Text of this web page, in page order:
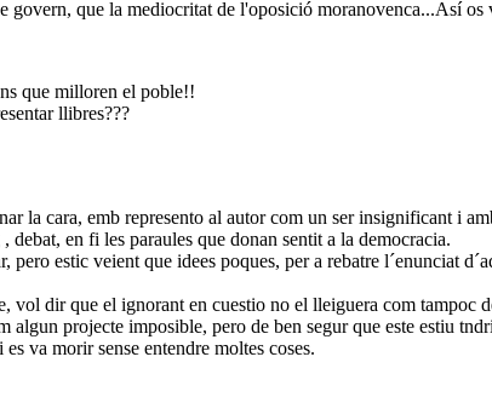
que la mediocritat de l'oposició moranovenca...Así os
que milloren el poble!!
llibres???
la cara, emb represento al autor com un ser insignificant i
en fi les paraules que donan sentit a la democracia.
estic veient que idees poques, per a rebatre l´enunciat
vol dir que el ignorant en cuestio no el lleiguera com tampoc
projecte imposible, pero de ben segur que este estiu
va morir sense entendre moltes coses.